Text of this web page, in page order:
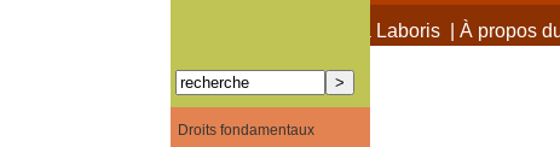
À propos de Terra Laboris| À propos
Droits fondamentaux